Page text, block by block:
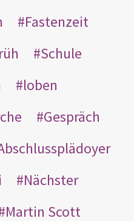
Fastenzeit
Schule
loben
Gespräch
Nächster
Martin Scott